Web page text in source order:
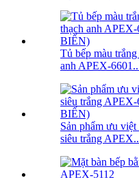
Tủ bếp màu
anh APEX-
Sản phẩm ưu
siêu trắng